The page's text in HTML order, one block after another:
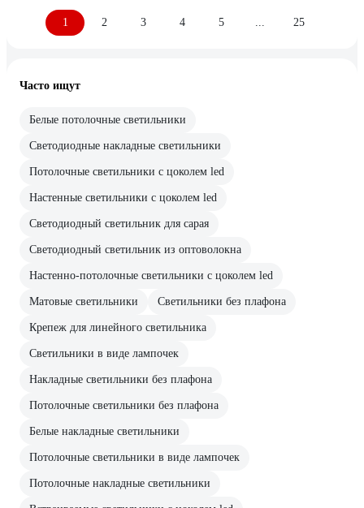
1 2 3 4 5 25
Часто ищут
Белые потолочные светильники
Светодиодные накладные светильники
Потолочные светильники с цоколем led
Настенные светильники с цоколем led
Светодиодный светильник для сарая
Светодиодный светильник из оптоволокна
Настенно-потолочные светильники с цоколем led
Матовые светильники Светильники без плафона
Крепеж для линейного светильника
Светильники в виде лампочек
Накладные светильники без плафона
Потолочные светильники без плафона
Белые накладные светильники
Потолочные светильники в виде лампочек
Потолочные накладные светильники